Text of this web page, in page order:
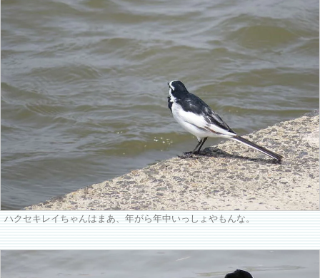
ハクセキレイちゃんはまあ、年がら年中いっしょやもんな。